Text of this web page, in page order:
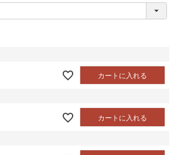
(
カートに入れる
カートに入れる